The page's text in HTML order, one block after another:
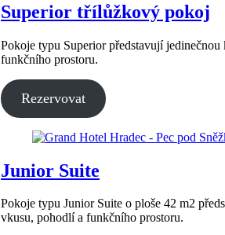
Superior třílůžkový pokoj
Pokoje typu Superior představují
funkčního prostoru.
Rezervovat
Junior Suite
Pokoje typu Junior Suite o ploše 42 m2
vkusu, pohodlí a funkčního prostoru.